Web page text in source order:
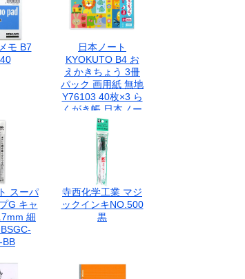
モ B7
日本ノート
KYOKUTO B4 お
えかきちょう 3冊
パック 画用紙 無地
Y76103 40枚×3 ら
くがき帳 日本ノー
ト 天糊クロス巻き
製本 1冊40枚
スーパ
G キャ
細
BB
寺西化学工業 マジ
ックインキNO.500
黒